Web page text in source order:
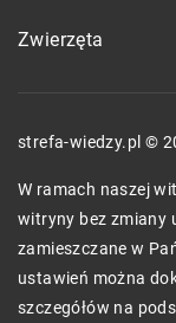
Zwierzęta
strefa-wiedzy.pl ©
W ramach naszej
witryny bez zmiany
zamieszczane w
ustawień można
szczegółów na